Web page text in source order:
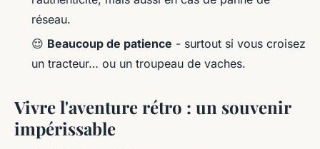
réseau.
😌 Beaucoup de patience - surtout si vous croisez
un tracteur… ou un troupeau de vaches.
Vivre l'aventure rétro : un souvenir
impérissable